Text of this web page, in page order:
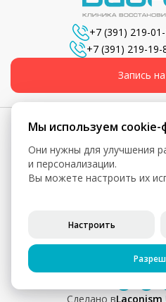
+7 (391) 219-
+7 (391) 219-19-
Запись
© 2026, Бионика - Сеть
Вся информация, включая
Политика
Согласие на обработку
Cделано вLaconism
Мы используем
Они нужны для улучшения
и персонализации.
Вы можете настроить их
Настроить